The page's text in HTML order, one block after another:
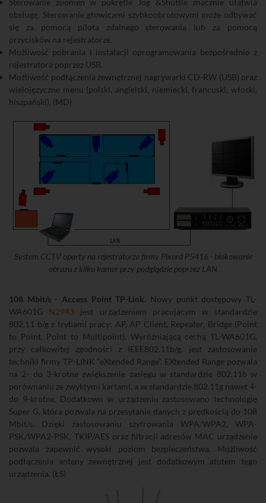
Sterowanie zoomen w pokrętle Jog &Shuttle znacznie ułatwia
obsługę. Sterowanie głowicami szybkoobrotowymi może odbywać
się za pomocą pilota zdalnego sterowania lub za pomocą
przycisków na rejestratorze.
Możliwość pobrania i instalacji oprogramowania bezpośrednio z
rejestratora poprzez USB.
Możliwość podłączenia zewnętrznej nagrywarki CD-RW (USB) oraz
wielojęzyczne menu (polski, angielski, niemiecki, francuski, włoski,
hiszpański). (MD)
System CCTV oparty na rejestratorze firmy Pixord P5416 - blokowanie
obrazu z kilku kamer przy podglądzie poprzez LAN
108 Mbit/s - Access Point TP-Link. Nowy punkt dostępowy TL-
WA601G N2943 jest urządzeniem pracującym w standardzie
802.11 b/g z trybami pracy: AP, AP Client, Repeater, Bridge (Point
to Point, Point to Multipoint). Wyróżniającą cechą TL-WA601G,
przy całkowitej zgodności z IEEE802.11b/g, jest zastosowanie
techniki firmy TP-LINK “eXtended Range”. EXtended Range pozwala
na 2- do 3-krotne zwiększenie zasięgu w standardzie 802.11b w
porównaniu ze zwykłymi kartami, a w standardzie 802.11g nawet 4-
do 9-krotne. Dodatkowo w urządzeniu zastosowano technologię
Super G, która pozwala na przesyłanie danych z prędkością do 108
Mbit/s. Dzięki zastosowaniu szyfrowania WPA/WPA2, WPA-
PSK/WPA2-PSK, TKIP/AES oraz filtracji adresów MAC urządzenie
pozwala zapewnić wysoki poziom bezpieczeństwa. Możliwość
podłączenia anteny zewnętrznej jest dodatkowym atutem tego
urządzenia. (ŁS)